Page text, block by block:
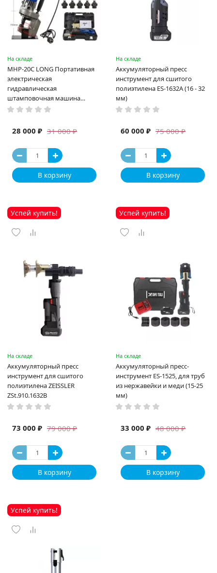
На складе
MHP-20C LONG Портативная
электрическая
гидравлическая
штамповочная машина
высокая мощность и мощный
машина
31 000 ₽
28 000 ₽
В корзину
На складе
Аккумуляторный пресс
инструмент для сшитого
полиэтилена ES-1632A (16 - 32
мм)
75 000 ₽
60 000 ₽
В корзину
Успей купить!
На складе
Аккумуляторный пресс
инструмент для сшитого
полиэтилена ZEISSLER
ZSt.910.1632B
79 000 ₽
73 000 ₽
В корзину
Успей купить!
На складе
Аккумуляторный пресс-
инструмент ES-1525, для труб
из нержавейки и меди (15-25
мм)
48 000 ₽
33 000 ₽
В корзину
Успей купить!